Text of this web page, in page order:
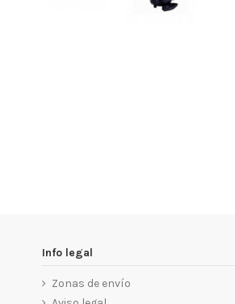
Info legal
Zonas de envío